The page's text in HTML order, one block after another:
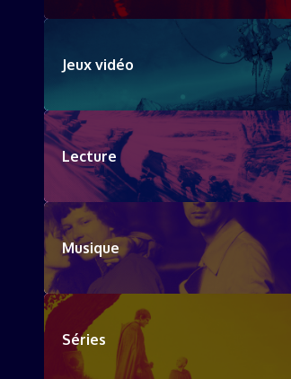
Jeux vidéo
Lecture
Musique
Séries